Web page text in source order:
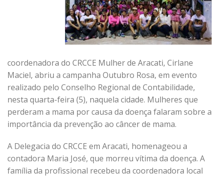
coordenadora do CRCCE Mulher de Aracati, Cirlane
Maciel, abriu a campanha Outubro Rosa, em evento
realizado pelo Conselho Regional de Contabilidade,
nesta quarta-feira (5), naquela cidade. Mulheres que
perderam a mama por causa da doença falaram sobre a
importância da prevenção ao câncer de mama.
A Delegacia do CRCCE em Aracati, homenageou a
contadora Maria José, que morreu vítima da doença. A
família da profissional recebeu da coordenadora local